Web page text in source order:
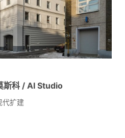
斯科 / AI Studio
代扩建